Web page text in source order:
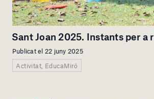
Sant Joan 2025. Instants per a
Publicat el 22 juny 2025
Activitat, EducaMiró